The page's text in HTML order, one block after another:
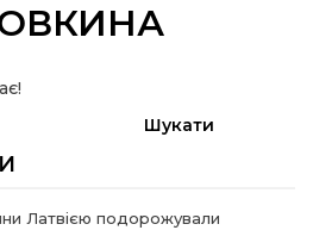
Латвією подорожували